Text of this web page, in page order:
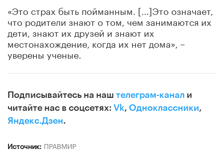
«Это страх быть пойманным. [...]Это означает,
что родители знают о том, чем занимаются их
дети, знают их друзей и знают их
местонахождение, когда их нет дома», –
уверены ученые.
Подписывайтесь на наш телеграм-канал и
читайте нас в соцсетях: Vk, Одноклассники,
Яндекс.Дзен.
Источник: ПРАВМИР